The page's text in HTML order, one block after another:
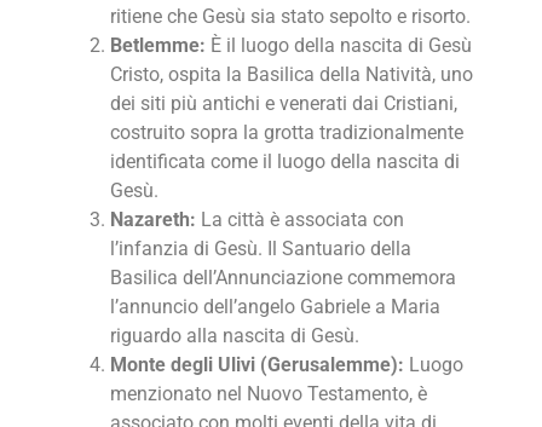
ritiene che Gesù sia stato sepolto e risorto.
Betlemme: È il luogo della nascita di Gesù
Cristo, ospita la Basilica della Natività, uno
dei siti più antichi e venerati dai Cristiani,
costruito sopra la grotta tradizionalmente
identificata come il luogo della nascita di
Gesù.
Nazareth: La città è associata con
l’infanzia di Gesù. Il Santuario della
Basilica dell’Annunciazione commemora
l’annuncio dell’angelo Gabriele a Maria
riguardo alla nascita di Gesù.
Monte degli Ulivi (Gerusalemme): Luogo
menzionato nel Nuovo Testamento, è